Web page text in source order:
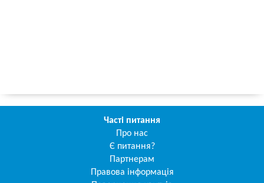
Часті питання
Про нас
Є питання?
Партнерам
Правова інформація